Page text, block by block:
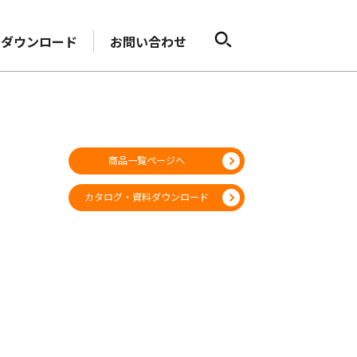
ダウンロード お問い合わせ
商品一覧ページへ
カタログ・資料ダウンロード